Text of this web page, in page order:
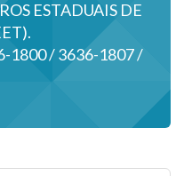
ESTADUAIS DE
1800 / 3636-1807 /